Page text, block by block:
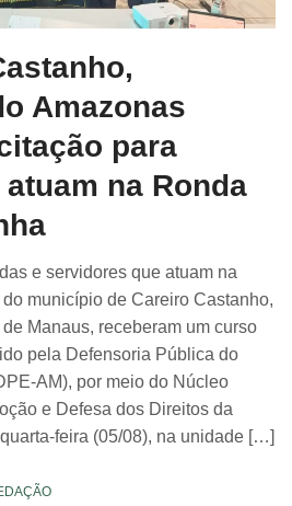
Amazonas
para
na Ronda
e servidores que atuam na
município de Careiro Castanho,
Manaus, receberam um curso
pela Defensoria Pública do
AM), por meio do Núcleo
e Defesa dos Direitos da
feira (05/08), na unidade […]